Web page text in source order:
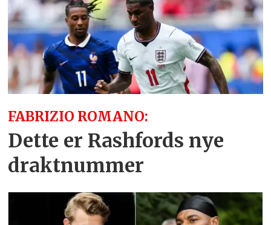
FABRIZIO ROMANO:
Dette er Rashfords nye
draktnummer